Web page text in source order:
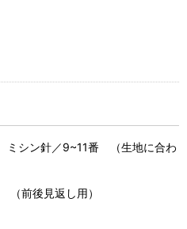
シン針／9~11番 （生地に合わ
後見返し用）